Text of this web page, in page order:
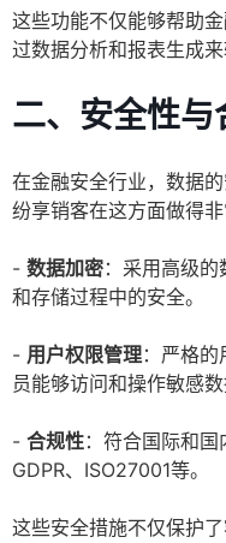
这些功能不仅能够帮助
过数据分析和报表生成
二、安全性与
在金融安全行业，数据
纷享销客在这方面做得非
- 数据加密：采用高级
和存储过程中的安全。
- 用户权限管理：严格
员能够访问和操作敏感数
- 合规性：符合国际和
GDPR、ISO27001等。
这些安全措施不仅保护